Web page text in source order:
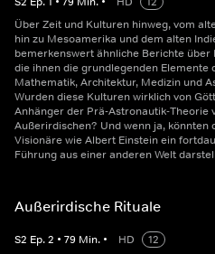
Über Zeit und Kulturen hinweg, vom
hin zu Mesoamerika und dem alten
bemerkenswert ähnliche Berichte
die ihnen die grundlegenden Elemente
Mathematik, Architektur, Medizin und
Wurden diese Kulturen wirklich von
Anhänger der Prä-Astronautik-Theorie
Außerirdischen? Und wenn ja,
Visionäre wie Albert Einstein ein
Führung aus einer anderen Welt
Außerirdische Rituale
S2 Ep.2 • 79 Min. • HD
12